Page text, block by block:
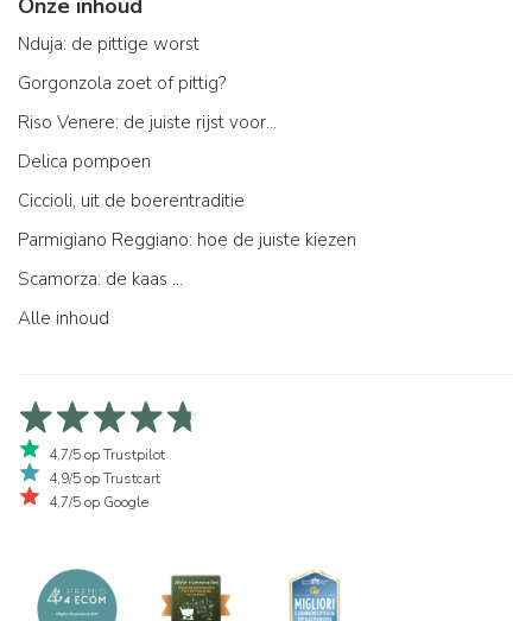
Nduja: de pittige worst
Gorgonzola zoet of pittig?
Riso Venere: de juiste rijst voor...
Delica pompoen
Ciccioli, uit de boerentraditie
Parmigiano Reggiano: hoe de juiste kiezen
Scamorza: de kaas ...
Alle inhoud
4,7/5 op Trustpilot
4,9/5 op Trustcart
4,7/5 op Google